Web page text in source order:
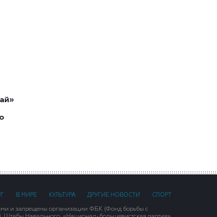
В МИРЕ КУЛЬТУРА ДРУГИЕ НОВОСТИ СПОРТ
и запрещены организации ФБК (Фонд борьбы с